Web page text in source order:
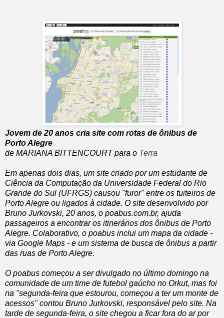
Jovem de 20 anos cria site com rotas de ônibus de
Porto Alegre
de MARIANA BITTENCOURT para o Terra
Em apenas dois dias, um site criado por um estudante de
Ciência da Computação da Universidade Federal do Rio
Grande do Sul (UFRGS) causou "furor" entre os tuiteiros de
Porto Alegre ou ligados à cidade. O site desenvolvido por
Bruno Jurkovski, 20 anos, o poabus.com.br, ajuda
passageiros a encontrar os itinerários dos ônibus de Porto
Alegre. Colaborativo, o poabus inclui um mapa da cidade -
via Google Maps - e um sistema de busca de ônibus a partir
das ruas de Porto Alegre.
O poabus começou a ser divulgado no último domingo na
comunidade de um time de futebol gaúcho no Orkut, mas foi
na "segunda-feira que estourou, começou a ter um monte de
acessos" contou Bruno Jurkovski, responsável pelo site. Na
tarde de segunda-feira, o site chegou a ficar fora do ar por